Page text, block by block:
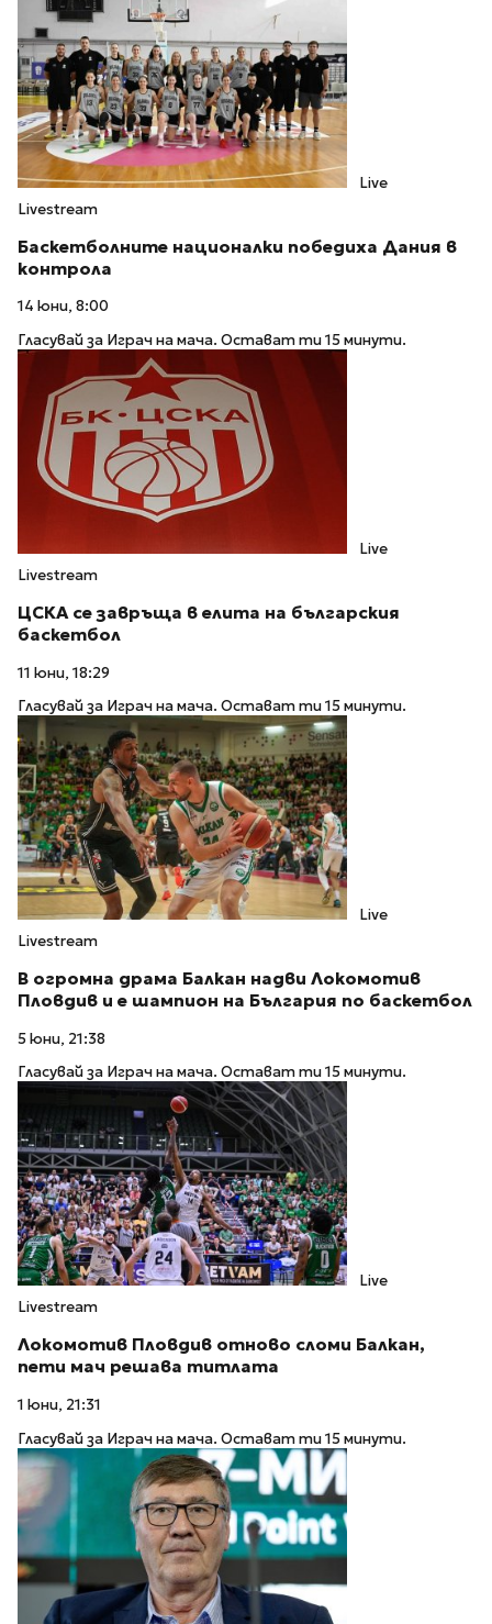
Live
Livestream
Баскетболните националки победиха Дания в
контрола
14 юни, 8:00
Гласувай за Играч на мача. Остават ти 15 минути.
Live
Livestream
ЦСКА се завръща в елита на българския
баскетбол
11 юни, 18:29
Гласувай за Играч на мача. Остават ти 15 минути.
Live
Livestream
В огромна драма Балкан надви Локомотив
Пловдив и е шампион на България по баскетбол
5 юни, 21:38
Гласувай за Играч на мача. Остават ти 15 минути.
Live
Livestream
Локомотив Пловдив отново сломи Балкан,
пети мач решава титлата
1 юни, 21:31
Гласувай за Играч на мача. Остават ти 15 минути.